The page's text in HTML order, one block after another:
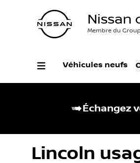
Nissan
Membre du
Véhicules neufs
Échangez
Lincoln